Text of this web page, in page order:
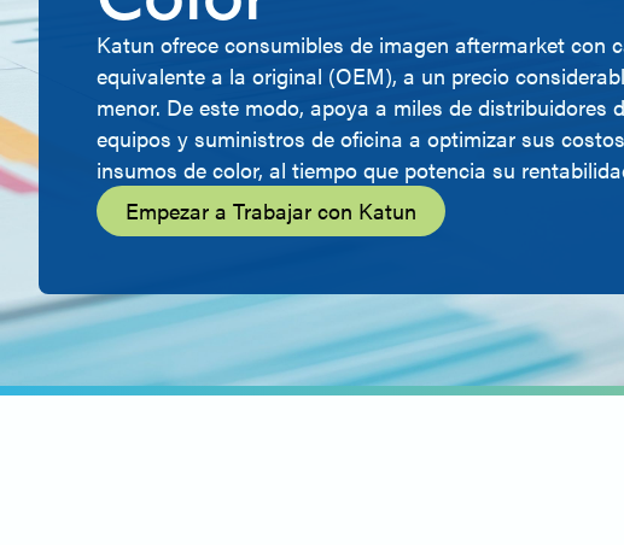
Katun ofrece consumibles de imagen aftermarket con
equivalente a la original (OEM), a un precio
menor. De este modo, apoya a miles de distribuidores
equipos y suministros de oficina a optimizar sus
insumos de color, al tiempo que potencia su
Empezar a Trabajar con Katun